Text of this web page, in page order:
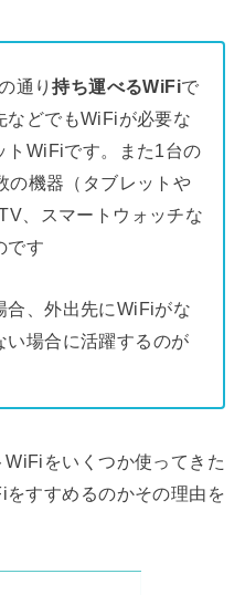
通り持ち運べるWiFiで
などでもWiFiが必要な
トWiFiです。また1台の
の機器（タブレットや
、スマートウォッチな
です
合、外出先にWiFiがな
い場合に活躍するのが
をいくつか使ってきた
すすめるのかその理由を